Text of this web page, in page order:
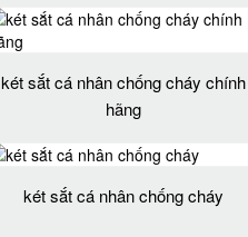
két sắt cá nhân chống cháy chính
hãng
két sắt cá nhân chống cháy